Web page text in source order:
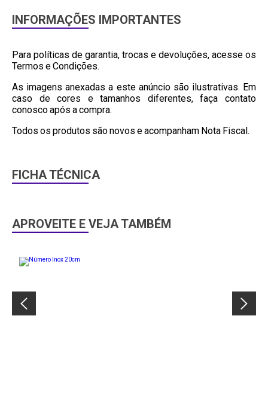
INFORMAÇÕES IMPORTANTES
Para políticas de garantia, trocas e devoluções, acesse os
Termos e Condições.
As imagens anexadas a este anúncio são ilustrativas. Em
caso de cores e tamanhos diferentes, faça contato
conosco após a compra.
Todos os produtos são novos e acompanham Nota Fiscal.
FICHA TÉCNICA
APROVEITE E VEJA TAMBÉM